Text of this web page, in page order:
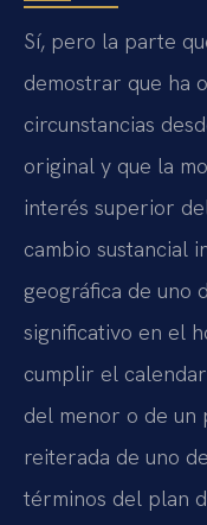
Sí, pero la parte
demostrar que ha
circunstancias
original y que la
interés superior
cambio sustancial
geográfica de uno
significativo en el
cumplir el
del menor o de un
reiterada de uno
términos del plan